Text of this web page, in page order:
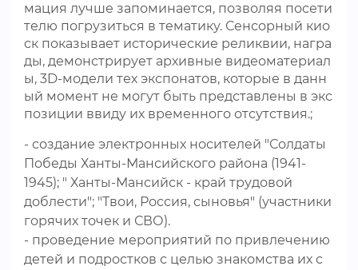
мация лучше запоминается, позволяя посети
телю погрузиться в тематику. Сенсорный кио
ск показывает исторические реликвии, награ
ды, демонстрирует архивные видеоматериал
ы, 3D-модели тех экспонатов, которые в данн
ый момент не могут быть представлены в экс
позиции ввиду их временного отсутствия.;
- создание электронных носителей "Солдаты
Победы Ханты-Мансийского района (1941-
1945); " Ханты-Мансийск - край трудовой
доблести"; "Твои, Россия, сыновья" (участники
горячих точек и СВО).
- проведение мероприятий по привлечению
детей и подростков с целью знакомства их с